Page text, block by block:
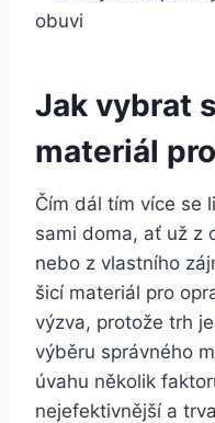
Jak vybrat
materiál
Čím dál⁣ tím‍ více se
sami doma, ať už z
nebo z vlastního⁤
šicí materiál pro
výzva, protože trh
výběru správného
úvahu několik
nejefektivnější a